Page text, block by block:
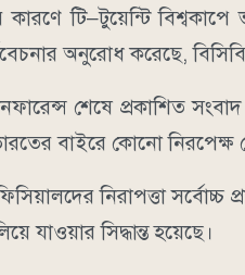
কারণে টি–টুয়েন্টি
অনুরোধ করেছে,
শেষে প্রকাশিত সংবাদ
বাইরে কোনো
নিরাপত্তা
যাওয়ার সিদ্ধান্ত হয়েছে।